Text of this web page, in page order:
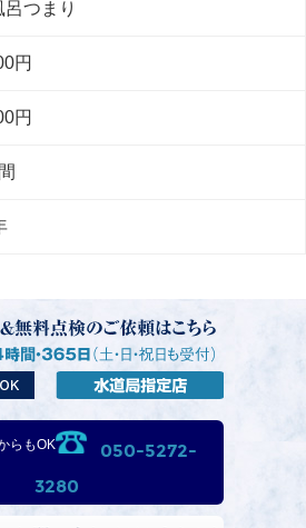
呂つまり
円
円
らもOK
050-5272-
3280